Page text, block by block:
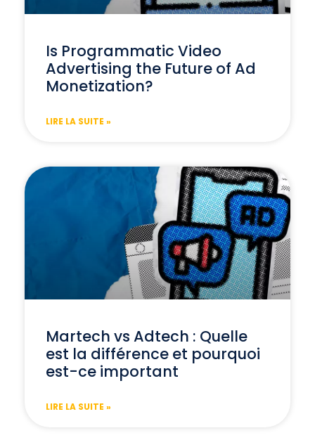
Is Programmatic Video
Advertising the Future of Ad
Monetization?
LIRE LA SUITE »
Martech vs Adtech : Quelle
est la différence et pourquoi
est-ce important
LIRE LA SUITE »